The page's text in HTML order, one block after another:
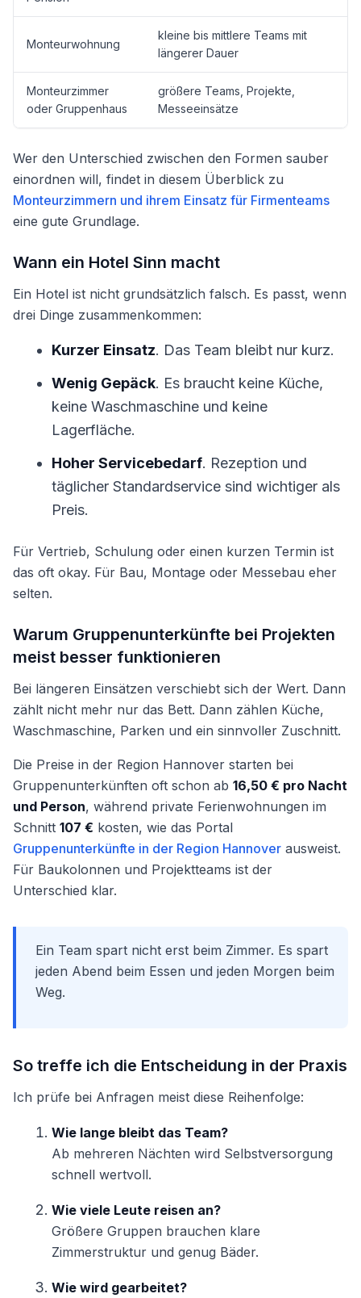
Monteurwohnung
kleine bis mittlere Teams mit
längerer Dauer
Monteurzimmer
oder Gruppenhaus
größere Teams, Projekte,
Messeeinsätze
Wer den Unterschied zwischen den Formen sauber
einordnen will, findet in diesem Überblick zu
Monteurzimmern und ihrem Einsatz für Firmenteams
eine gute Grundlage.
Wann ein Hotel Sinn macht
Ein Hotel ist nicht grundsätzlich falsch. Es passt, wenn
drei Dinge zusammenkommen:
Kurzer Einsatz. Das Team bleibt nur kurz.
Wenig Gepäck. Es braucht keine Küche,
keine Waschmaschine und keine
Lagerfläche.
Hoher Servicebedarf. Rezeption und
täglicher Standardservice sind wichtiger als
Preis.
Für Vertrieb, Schulung oder einen kurzen Termin ist
das oft okay. Für Bau, Montage oder Messebau eher
selten.
Warum Gruppenunterkünfte bei Projekten
meist besser funktionieren
Bei längeren Einsätzen verschiebt sich der Wert. Dann
zählt nicht mehr nur das Bett. Dann zählen Küche,
Waschmaschine, Parken und ein sinnvoller Zuschnitt.
Die Preise in der Region Hannover starten bei
Gruppenunterkünften oft schon ab 16,50 € pro Nacht
und Person, während private Ferienwohnungen im
Schnitt 107 € kosten, wie das Portal
Gruppenunterkünfte in der Region Hannover ausweist.
Für Baukolonnen und Projektteams ist der
Unterschied klar.
Ein Team spart nicht erst beim Zimmer. Es spart
jeden Abend beim Essen und jeden Morgen beim
Weg.
So treffe ich die Entscheidung in der Praxis
Ich prüfe bei Anfragen meist diese Reihenfolge:
Wie lange bleibt das Team?
Ab mehreren Nächten wird Selbstversorgung
schnell wertvoll.
Wie viele Leute reisen an?
Größere Gruppen brauchen klare
Zimmerstruktur und genug Bäder.
Wie wird gearbeitet?